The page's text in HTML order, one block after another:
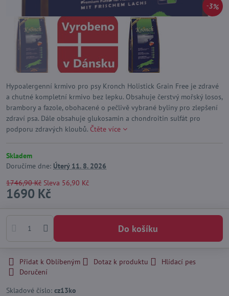
3%
Hypoalergenní krmivo pro psy Kronch Holistick Grain Free je zdravé
a chutné kompletní krmivo bez lepku. Obsahuje čerstvý mořský losos,
brambory a fazole, obohacené o pečlivě vybrané byliny pro zlepšení
zdraví psa. Dále obsahuje glukosamin a chondroitin sulfát pro
podporu zdravých kloubů. Čtěte více
Skladem
Doručíme dne: Úterý11. 8. 2026
1746,90 Kč Sleva 56,90 Kč
1690 Kč
Do košíku
Přidat k Oblíbeným Dotaz k produktu
Hlídací pes
Doručení
Skladové číslo: cz13ko